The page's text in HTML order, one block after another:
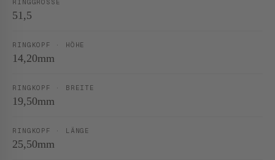
RINGGRÖSSE
51,5
RINGKOPF · HÖHE
14,20mm
RINGKOPF · BREITE
19,50mm
RINGKOPF · LÄNGE
25,50mm